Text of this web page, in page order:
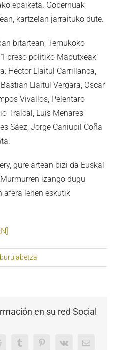
epaiketa. Gobernuak
kartzelan jarraituko dute.
bitartean, Temukoko
preso politiko Maputxeak
Héctor Llaitul Carrillanca,
Llaitul Vergara, Oscar
Vivallos, Pelentaro
Tralcal, Luis Menares
Sáez, Jorge Caniupil Coña
gure artean bizi da Euskal
izango dugu
afera lehen eskutik
en su red Social
Reddit Tumblr PinterestVk Email